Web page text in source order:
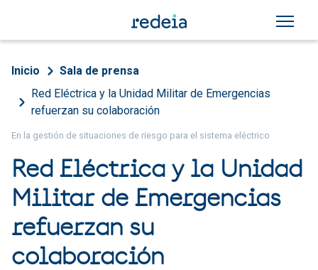
Sobrescribir enlaces de
Inicio
Sala de prensa
Red Eléctrica y la Unidad Militar de Emergencias
refuerzan su colaboración
En la gestión de situaciones de riesgo para el sistema eléctrico
Red Eléctrica y la Unidad
Militar de Emergencias
refuerzan su
colaboración